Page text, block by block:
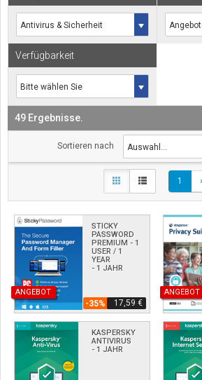
Verfügbarkeit
49 Ergebnisse.
Sortieren nach
1
STICKY
PASSWORD
PREMIUM - 1
USER / 1
YEAR
- 1 JAHR
ANGEBOT
-35% 17,59 €
ANGEBOT
KASPERSKY
ANTIVIRUS
- 1 JAHR